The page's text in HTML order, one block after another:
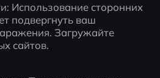
Использование сторонних
подвергнуть ваш
Загружайте
сайтов.